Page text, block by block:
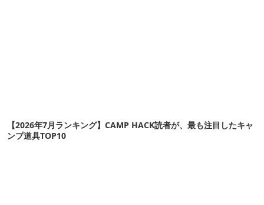
【2026年7月ランキング】CAMP HACK読者が、最も注目したキャ
ンプ道具TOP10